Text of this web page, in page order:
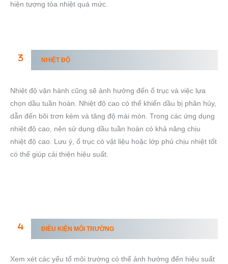
hiện tượng tỏa nhiệt quá mức.
NHIỆT ĐỘ
Nhiệt độ vận hành cũng sẽ ảnh hưởng đến ổ trục và việc lựa
chọn dầu tuần hoàn. Nhiệt độ cao có thể khiến dầu bị phân hủy,
dẫn đến bôi trơn kém và tăng độ mài mòn. Trong các ứng dụng
nhiệt độ cao, nên sử dụng dầu tuần hoàn có khả năng chịu
nhiệt độ cao. Lưu ý, ổ trục có vật liệu hoặc lớp phủ chịu nhiệt tốt
có thể giúp cải thiện hiệu suất.
ĐIỀU KIỆN MÔI TRƯỜNG
Xem xét các yếu tố môi trường có thể ảnh hưởng đến hiệu suất